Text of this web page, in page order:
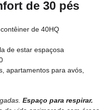
de 30 pés
de 40HQ
de estar espaçosa
apartamentos para avós,
Espaço para respirar.